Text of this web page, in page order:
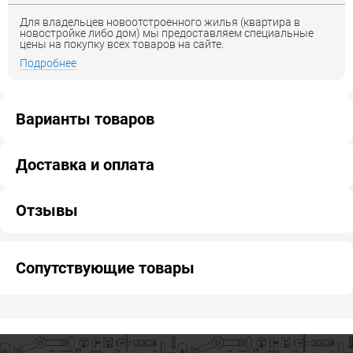
Для владельцев новоотстроенного жилья (квартира в
новостройке либо дом) мы предоставляем специальные
цены на покупку всех товаров на сайте.
Подробнее
Варианты товаров
Доставка и оплата
Отзывы
Сопутствующие товары